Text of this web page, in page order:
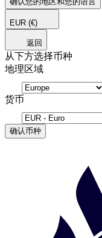
EUR (€)
返回
从下方选择币种
地理区域
货币
确认币种